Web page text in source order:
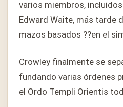
varios miembros,
Edward Waite, más tarde
mazos basados ??en el
Crowley finalmente se
fundando varias órdenes
el Ordo Templi Orientis